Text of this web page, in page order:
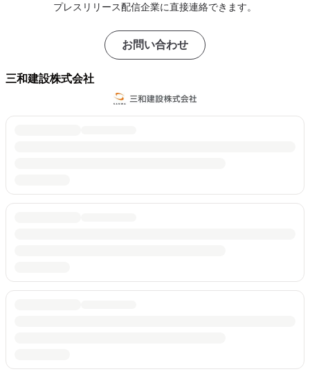
プレスリリース配信企業に直接連絡できます。
お問い合わせ
三和建設株式会社